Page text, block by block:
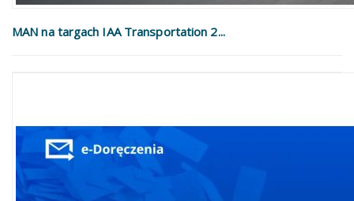
MAN na targach IAA Transportation 2...